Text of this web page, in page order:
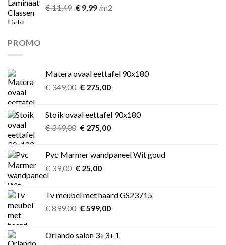
€11,49 Oorspronkelijke
€9,99Huidige
/m2
PROMO
Matera ovaal eettafel 90x180
€349,00 Oorspronkelijke
€ 349,00.
€275,00Huidige
€ 275,00.
Stoik ovaal eettafel 90x180
€349,00 Oorspronkelijke
€ 349,00.
€275,00Huidige
€ 275,00.
Pvc Marmer wandpaneel Wit goud
€39,00 Oorspronkelijke
€ 39,00.
€25,00Huidige
€ 25,00.
Tv meubel met haard GS23715
€899,00 Oorspronkelijke
€ 899,00.
€599,00Huidige
€ 599,00.
Orlando salon 3+3+1